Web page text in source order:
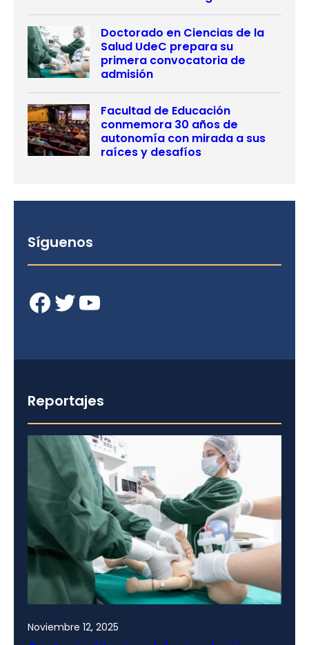
Doctorado en Ciencias de la
Salud UdeC prepara su
primera convocatoria de
admisión
Facultad de Educación
conmemora 30 años de
autonomía con mirada a sus
raíces y desafíos
Síguenos
Facebook Twitter YouTube
Reportajes
Noviembre 12, 2025